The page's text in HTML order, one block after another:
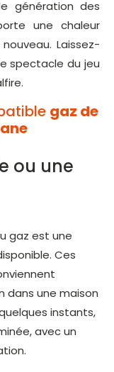
génération des
une chaleur
Laissez-
spectacle du jeu
gaz de
ou une
gaz est une
Ces
dans une maison
instants,
avec un